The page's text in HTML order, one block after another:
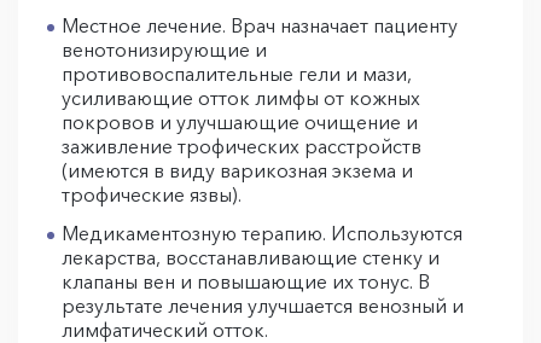
Местное лечение. Врач назначает пациенту
венотонизирующие и
противовоспалительные гели и мази,
усиливающие отток лимфы от кожных
покровов и улучшающие очищение и
заживление трофических расстройств
(имеются в виду варикозная экзема и
трофические язвы).
Медикаментозную терапию. Используются
лекарства, восстанавливающие стенку и
клапаны вен и повышающие их тонус. В
результате лечения улучшается венозный и
лимфатический отток.